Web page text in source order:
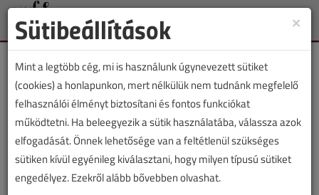
Toggle
Lapszám:
TARTALOM
×
Sütibeállítások
Mint a legtöbb cég, mi is használunk úgynevezett sütiket
(cookies) a honlapunkon, mert nélkülük nem tudnánk megfelelő
felhasználói élményt biztosítani és fontos funkciókat
működtetni. Ha beleegyezik a sütik használatába, válassza azok
elfogadását. Önnek lehetősége van a feltétlenül szükséges
sütiken kívül egyénileg kiválasztani, hogy milyen típusú sütiket
engedélyez. Ezekről alább bővebben olvashat.